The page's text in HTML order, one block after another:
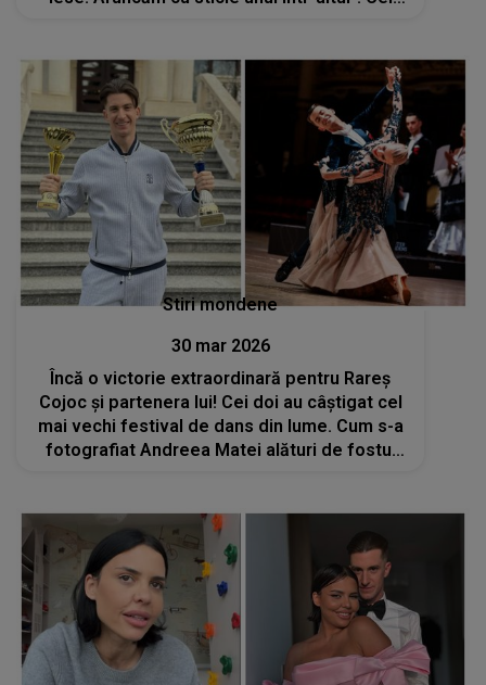
Stiri mondene
30 mar 2026
Încă o victorie extraordinară pentru Rareș
Cojoc și partenera lui! Cei doi au câștigat cel
mai vechi festival de dans din lume. Cum s-a
fotografiat Andreea Matei alături de fostul